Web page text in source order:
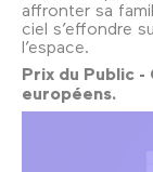
affronter sa
ciel s’effondre
l’espace.
Prix du Public
européens.